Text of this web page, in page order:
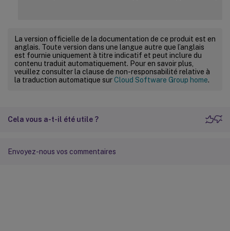
La version officielle de la documentation de ce produit est en
anglais. Toute version dans une langue autre que l’anglais
est fournie uniquement à titre indicatif et peut inclure du
contenu traduit automatiquement. Pour en savoir plus,
veuillez consulter la clause de non-responsabilité relative à
la traduction automatique surCloud Software Group home.
Cela vous a-t-il été utile ?
Envoyez-nous vos commentaires